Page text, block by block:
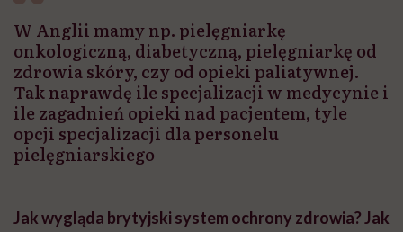
W Anglii mamy np. pielęgniarkę
onkologiczną, diabetyczną, pielęgniarkę od
zdrowia skóry, czy od opieki paliatywnej.
Tak naprawdę ile specjalizacji w medycynie i
ile zagadnień opieki nad pacjentem, tyle
opcji specjalizacji dla personelu
pielęgniarskiego
Jak wygląda brytyjski system ochrony zdrowia? Jak